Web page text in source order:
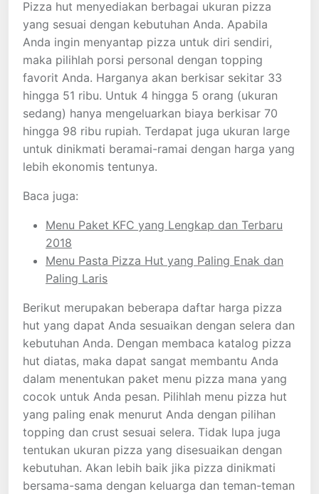
Pizza hut menyediakan berbagai ukuran pizza
yang sesuai dengan kebutuhan Anda. Apabila
Anda ingin menyantap pizza untuk diri sendiri,
maka pilihlah porsi personal dengan topping
favorit Anda. Harganya akan berkisar sekitar 33
hingga 51 ribu. Untuk 4 hingga 5 orang (ukuran
sedang) hanya mengeluarkan biaya berkisar 70
hingga 98 ribu rupiah. Terdapat juga ukuran large
untuk dinikmati beramai-ramai dengan harga yang
lebih ekonomis tentunya.
Baca juga:
Menu Paket KFC yang Lengkap dan Terbaru
2018
Menu Pasta Pizza Hut yang Paling Enak dan
Paling Laris
Berikut merupakan beberapa daftar harga pizza
hut yang dapat Anda sesuaikan dengan selera dan
kebutuhan Anda. Dengan membaca katalog pizza
hut diatas, maka dapat sangat membantu Anda
dalam menentukan paket menu pizza mana yang
cocok untuk Anda pesan. Pilihlah menu pizza hut
yang paling enak menurut Anda dengan pilihan
topping dan crust sesuai selera. Tidak lupa juga
tentukan ukuran pizza yang disesuaikan dengan
kebutuhan. Akan lebih baik jika pizza dinikmati
bersama-sama dengan keluarga dan teman-teman